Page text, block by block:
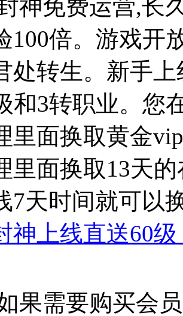
免费运营,长久
100倍。游戏开
处转生。新手
和3转职业。您
里面换取黄金
里面换取13天
7天时间就可以
神上线直送60
需要购买会员